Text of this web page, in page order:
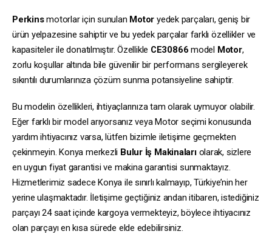
Perkinsmotorlar için sunulan Motor yedek parçaları, geniş bir
ürün yelpazesine sahiptir ve bu yedek parçalar farklı özellikler ve
kapasiteler ile donatılmıştır. Özellikle CE30866 model Motor,
zorlu koşullar altında bile güvenilir bir performans sergileyerek
sıkıntılı durumlarınıza çözüm sunma potansiyeline sahiptir.
Bu modelin özellikleri, ihtiyaçlarınıza tam olarak uymuyor olabilir.
Eğer farklı bir model arıyorsanız veya Motor seçimi konusunda
yardım ihtiyacınız varsa, lütfen bizimle iletişime geçmekten
çekinmeyin. Konya merkezli Bulur İş Makinalarıolarak, sizlere
en uygun fiyat garantisi ve makina garantisi sunmaktayız.
Hizmetlerimiz sadece Konya ile sınırlı kalmayıp, Türkiye’nin her
yerine ulaşmaktadır. İletişime geçtiğiniz andan itibaren, istediğiniz
parçayı 24 saat içinde kargoya vermekteyiz, böylece ihtiyacınız
olan parçayı en kısa sürede elde edebilirsiniz.